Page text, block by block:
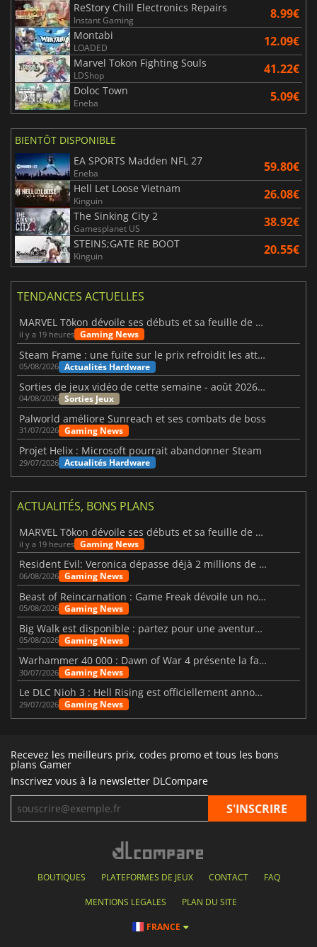
ReStory Chill Electronics Repairs
Instant Gaming 8.99€
Montabi
LOADED 12.09€
Marvel Tokon Fighting Souls
LDShop 41.22€
Doloc Town
Eneba 5.09€
BIENTÔT DISPONIBLE
EA SPORTS Madden NFL 27
Eneba 59.80€
Hell Let Loose Vietnam
Kinguin 26.08€
The Sinking City 2
Gamesplanet US 38.92€
STEINS;GATE RE BOOT
Kinguin 20.55€
TENDANCES ACTUELLES
MARVEL Tōkon dévoile ses débuts et sa feuille de route
il y a 19 heures Gaming News
Steam Frame : une fuite sur le prix refroidit les attentes VR
05/08/2026 Actualités Hardware
Sorties de jeux vidéo de cette semaine - août 2026 (semaine 32)
04/08/2026 Sorties Jeux
Palworld améliore Sunreach et ses combats de boss
31/07/2026 Gaming News
Projet Helix : Microsoft pourrait abandonner Steam
29/07/2026 Actualités Hardware
ACTUALITÉS, BONS PLANS
MARVEL Tōkon dévoile ses débuts et sa feuille de route
il y a 19 heures Gaming News
Resident Evil: Veronica dépasse déjà 2 millions de wishlists
06/08/2026 Gaming News
Beast of Reincarnation : Game Freak dévoile un nouveau pari
05/08/2026 Gaming News
Big Walk est disponible : partez pour une aventure entre amis
05/08/2026 Gaming News
Warhammer 40 000 : Dawn of War 4 présente la faction des Nécrons
30/07/2026 Gaming News
Le DLC Nioh 3 : Hell Rising est officiellement annoncé
29/07/2026 Gaming News
Recevez les meilleurs prix, codes promo et tous les bons
plans Gamer
Inscrivez vous à la newsletter DLCompare
BOUTIQUES PLATEFORMES DE JEUX CONTACT FAQ
MENTIONS LEGALES PLAN DU SITE
FRANCE